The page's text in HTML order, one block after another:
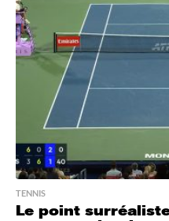
TENNIS
Le point